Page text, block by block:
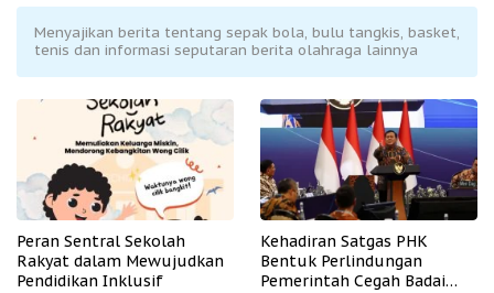
Menyajikan berita tentang sepak bola, bulu tangkis, basket,
tenis dan informasi seputaran berita olahraga lainnya
Peran Sentral Sekolah
Rakyat dalam Mewujudkan
Pendidikan Inklusif
Kehadiran Satgas PHK
Bentuk Perlindungan
Pemerintah Cegah Badai